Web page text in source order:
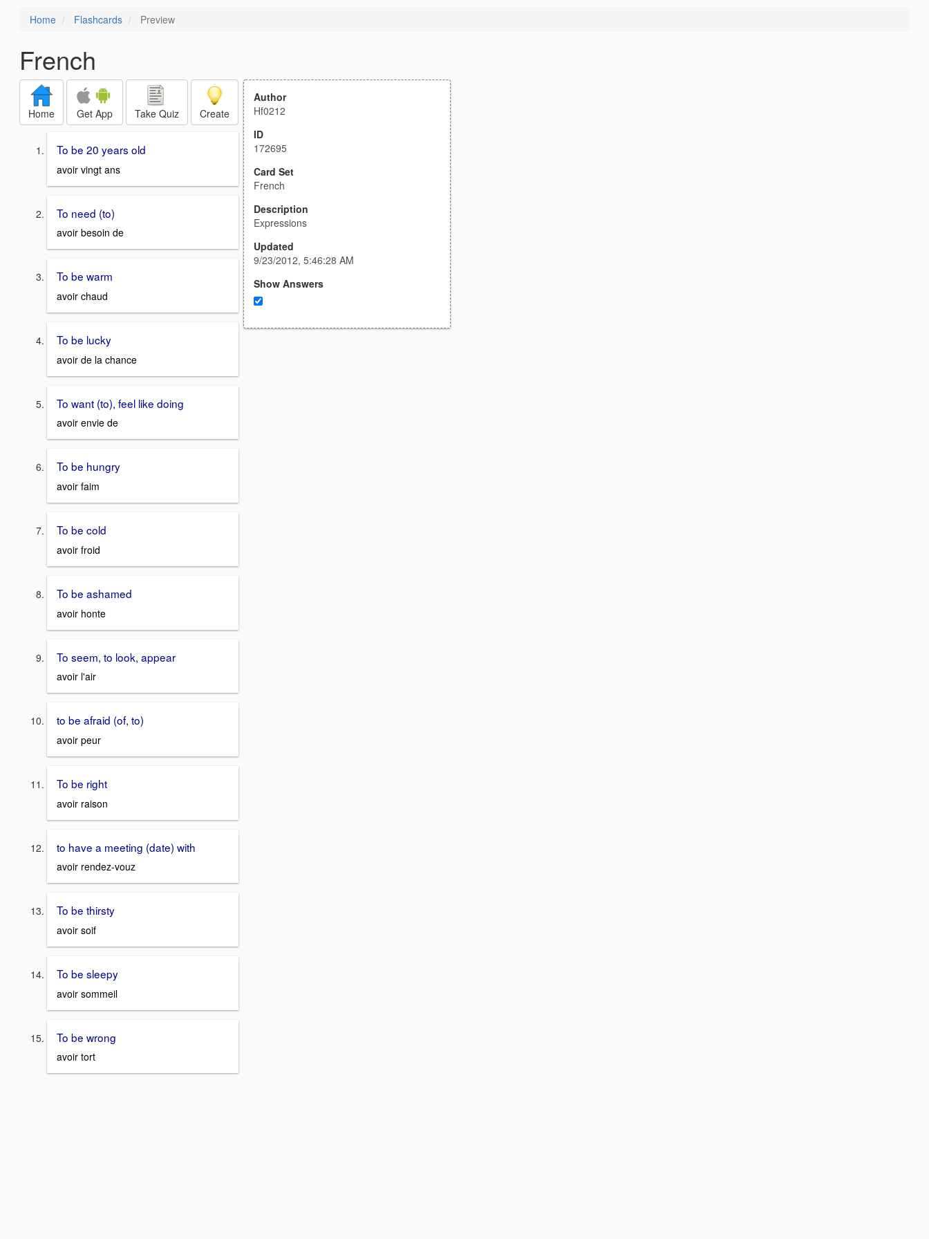
Home Flashcards Preview
French
Home Get App Take Quiz Create
To be 20 years old
avoir vingt ans
To need (to)
avoir besoin de
To be warm
avoir chaud
To be lucky
avoir de la chance
To want (to), feel like doing
avoir envie de
To be hungry
avoir faim
To be cold
avoir froid
To be ashamed
avoir honte
To seem, to look, appear
avoir l'air
to be afraid (of, to)
avoir peur
To be right
avoir raison
to have a meeting (date) with
avoir rendez-vouz
To be thirsty
avoir soif
To be sleepy
avoir sommeil
To be wrong
avoir tort
Author
Hf0212
ID
172695
Card Set
French
Description
Expressions
Updated
9/23/2012, 5:46:28 AM
Show Answers